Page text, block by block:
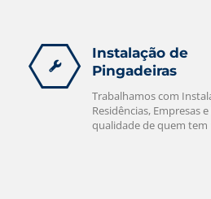
Instalação de
Pingadeiras
Trabalhamos com
Residências, Empresas
qualidade de quem tem